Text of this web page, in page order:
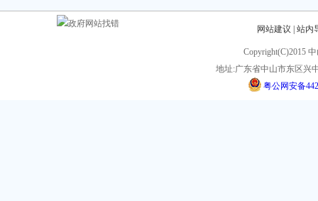
网站建议 站内
Copyright(C)2015
地址:广东省中山市东区兴
粤公网安备